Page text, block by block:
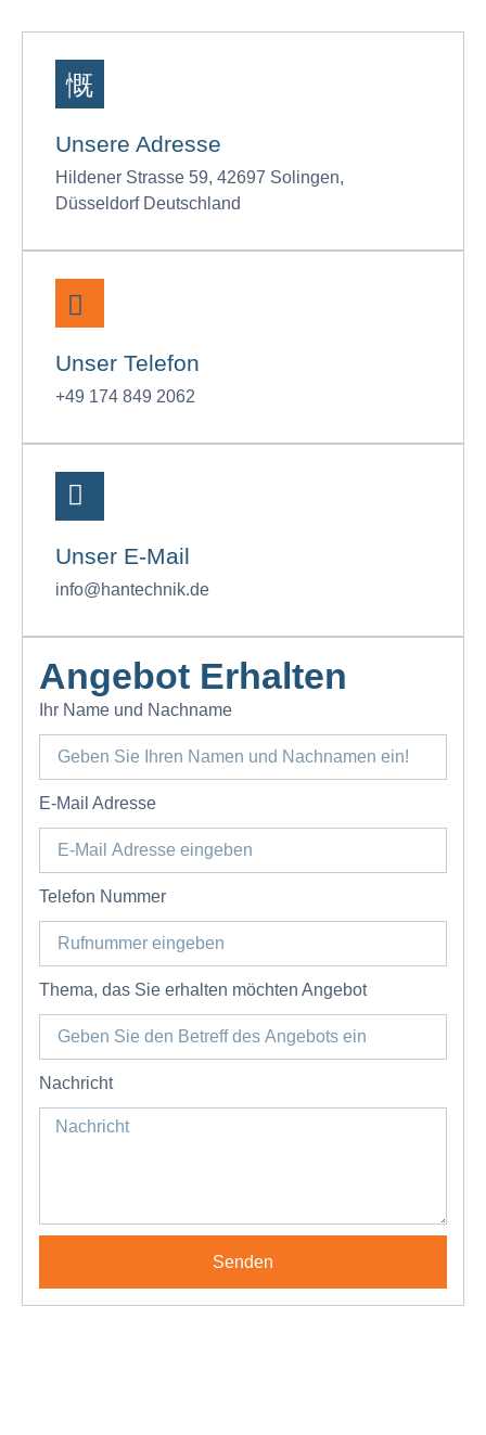
Unsere Adresse
Hildener Strasse 59, 42697 Solingen,
Düsseldorf Deutschland
Unser Telefon
+49 174 849 2062
Unser E-Mail
info@hantechnik.de
Angebot Erhalten
Ihr Name und Nachname
E-Mail Adresse
Telefon Nummer
Thema, das Sie erhalten möchten Angebot
Nachricht
Senden